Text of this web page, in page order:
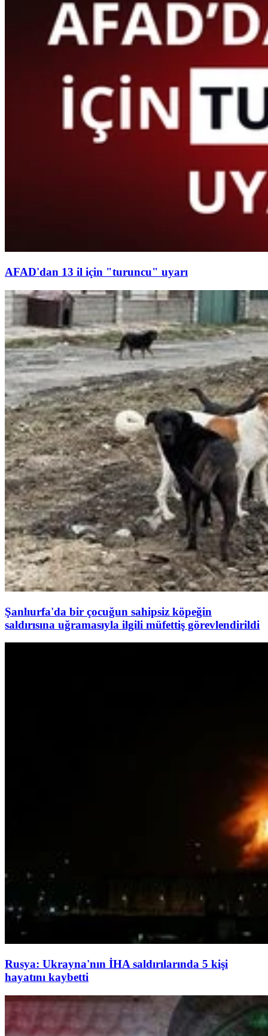
AFAD'dan 13 il için "turuncu" uyarı
Şanlıurfa'da bir çocuğun sahipsiz köpeğin
saldırısına uğramasıyla ilgili müfettiş görevlendirildi
Rusya: Ukrayna'nın İHA saldırılarında 5 kişi
hayatını kaybetti